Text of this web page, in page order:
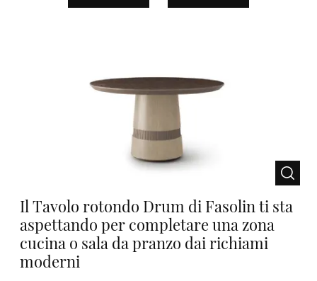
Il Tavolo rotondo Drum di Fasolin ti sta
aspettando per completare una zona
cucina o sala da pranzo dai richiami
moderni